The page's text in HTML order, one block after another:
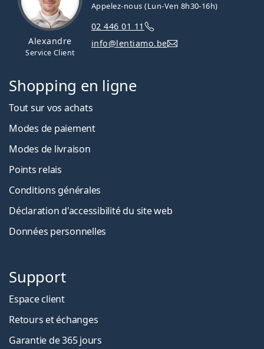
Alexandre
Service Client
Appelez-nous (Lun-Ven 8h30-16h)
02 446 01 11
info@lentiamo.be
Shopping en ligne
Tout sur vos achats
Modes de paiement
Modes de livraison
Points relais
Conditions générales
Déclaration d'accessibilité du site web
Données personnelles
Support
Espace client
Retours et échanges
Garantie de 365 jours